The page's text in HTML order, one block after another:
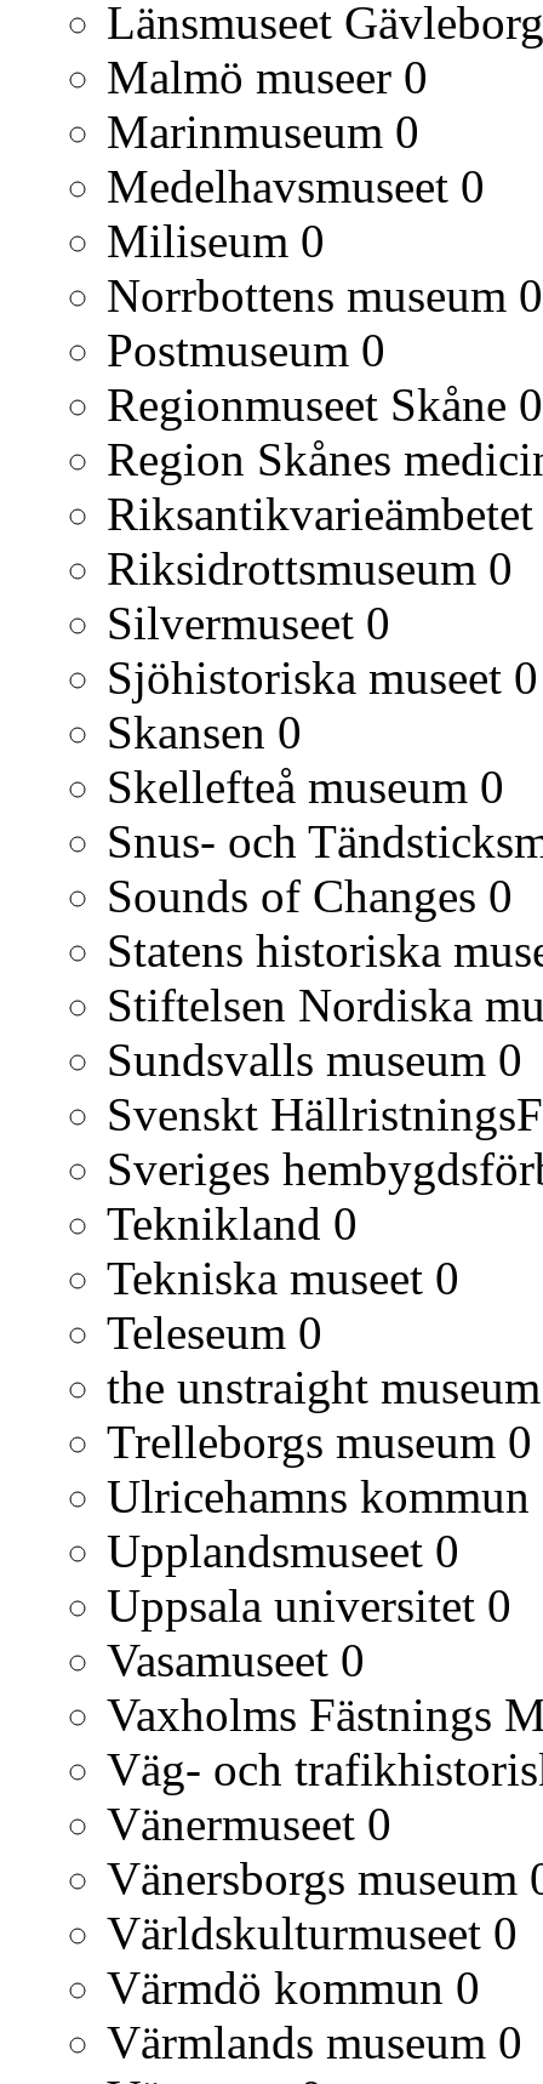
Länsmuseet Gävleborg
Malmö museer 0
Marinmuseum 0
Medelhavsmuseet 0
Miliseum 0
Norrbottens museum 0
Postmuseum 0
Regionmuseet Skåne 0
Region Skånes
Riksantikvarieämbetet
Riksidrottsmuseum 0
Silvermuseet 0
Sjöhistoriska museet 0
Skansen 0
Skellefteå museum 0
Snus- och
Sounds of Changes 0
Statens historiska
Stiftelsen Nordiska
Sundsvalls museum 0
Svenskt
Sveriges
Teknikland 0
Tekniska museet 0
Teleseum 0
the unstraight museum
Trelleborgs museum 0
Ulricehamns kommun
Upplandsmuseet 0
Uppsala universitet 0
Vasamuseet 0
Vaxholms Fästnings
Väg- och
Vänermuseet 0
Vänersborgs museum
Världskulturmuseet 0
Värmdö kommun 0
Värmlands museum 0